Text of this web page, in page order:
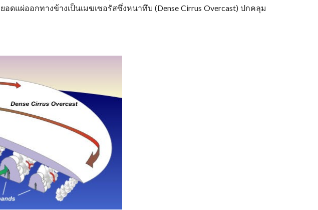
แผ่ออกทางข้างเป็นเมฆเซอรัสซึ่งหนาทึบ (Dense Cirrus Overcast) ปกคลุม